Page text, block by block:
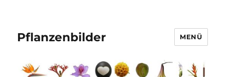
Pflanzenbilder MENÜ